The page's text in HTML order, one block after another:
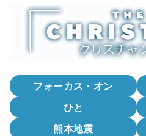
フォーカス・オン
ひと
熊本地震